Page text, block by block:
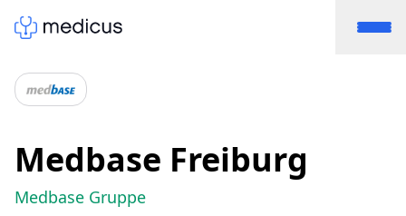
Medbase Freiburg
Medbase Gruppe